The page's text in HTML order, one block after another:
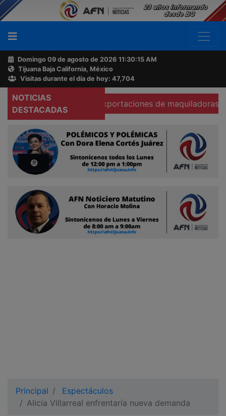
Domingo 09 de agosto de 2026 11:30:16 AM
Tijuana Baja California, México
Visitas durante el día de hoy: 47,704
NOTICIAS
DESTACADAS
Se hunden 37% exportaciones de maquiladoras en Tecate
Principal
Espectáculos
Alicia Villarreal enfrentaría nueva demanda
Buscador
Acerca
de
AFN
Ventas
Contacto
Reportero
Ciudadano